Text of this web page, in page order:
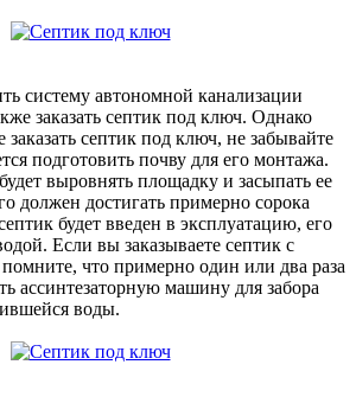
систему автономной канализации
заказать септик под ключ. Однако
септик под ключ, не забывайте
подготовить почву для его монтажа.
выровнять площадку и засыпать ее
должен достигать примерно сорока
будет введен в эксплуатацию, его
Если вы заказываете септик с
что примерно один или два раза
ассинтезаторную машину для забора
воды.